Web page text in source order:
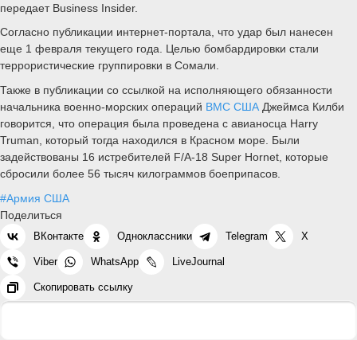
передает Business Insider.
Согласно публикации интернет-портала, что удар был нанесен
еще 1 февраля текущего года. Целью бомбардировки стали
террористические группировки в Сомали.
Также в публикации со ссылкой на исполняющего обязанности
начальника военно-морских операций ВМС США Джеймса Килби
говорится, что операция была проведена с авианосца Harry
Truman, который тогда находился в Красном море. Были
задействованы 16 истребителей F/A-18 Super Hornet, которые
сбросили более 56 тысяч килограммов боеприпасов.
#Армия США
Поделиться
ВКонтакте Одноклассники Telegram X
Viber WhatsApp LiveJournal
Скопировать ссылку